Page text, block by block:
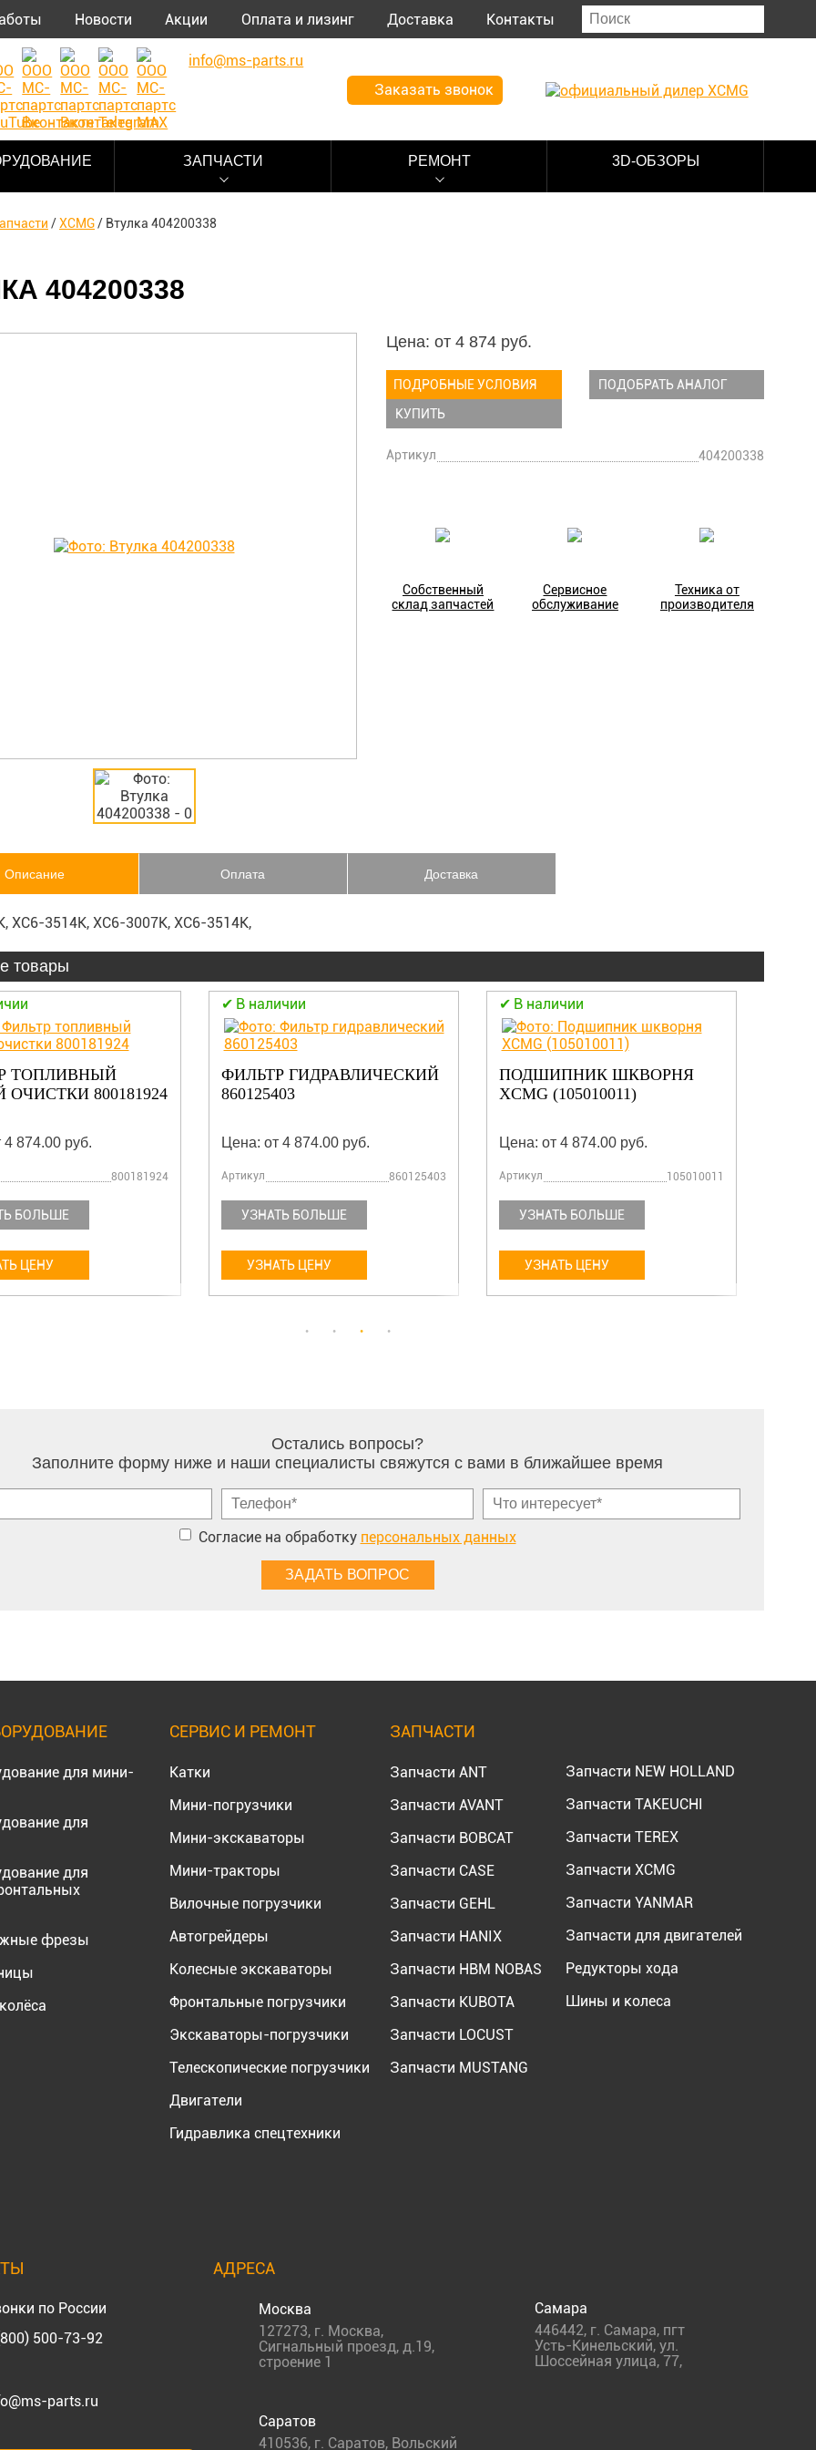
Новости Акции Оплата и лизинг Доставка Контакты
info@ms-parts.ru
Заказать звонок
ЗАПЧАСТИ РЕМОНТ 3D-ОБЗОРЫ
/XCMG/ Втулка 404200338
404200338
Цена: от 4 874 руб.
ПОДРОБНЫЕ УСЛОВИЯ
ПОДОБРАТЬ АНАЛОГ
КУПИТЬ
Артикул 404200338
Собственный
склад запчастей
Сервисное
обслуживание
Техника от
производителя
Описание Оплата Доставка
XC6-3514K, XC6-3007K, XC6-3514K,
товары
ТОПЛИВНЫЙ
ОЧИСТКИ 800181924
4 874.00 руб.
800181924
БОЛЬШЕ
ЦЕНУ
В наличии
ФИЛЬТР ГИДРАВЛИЧЕСКИЙ
860125403
Цена: от 4 874.00 руб.
Артикул 860125403
УЗНАТЬ БОЛЬШЕ
УЗНАТЬ ЦЕНУ
В наличии
ПОДШИПНИК ШКВОРНЯ
XCMG (105010011)
Цена: от 4 874.00 руб.
Артикул 105010011
УЗНАТЬ БОЛЬШЕ
УЗНАТЬ ЦЕНУ
Остались вопросы?
Заполните форму ниже и наши специалисты свяжутся с вами в ближайшее время
Согласие на обработку персональных данных
для мини-
для
для
фрезы
СЕРВИС И РЕМОНТ
Катки
Мини-погрузчики
Мини-экскаваторы
Мини-тракторы
Вилочные погрузчики
Автогрейдеры
Колесные экскаваторы
Фронтальные погрузчики
Экскаваторы-погрузчики
Телескопические погрузчики
Двигатели
Гидравлика спецтехники
ЗАПЧАСТИ
Запчасти ANT
Запчасти AVANT
Запчасти BOBCAT
Запчасти CASE
Запчасти GEHL
Запчасти HANIX
Запчасти HBM NOBAS
Запчасти KUBOTA
Запчасти LOCUST
Запчасти MUSTANG
Запчасти NEW HOLLAND
Запчасти TAKEUCHI
Запчасти TEREX
Запчасти XCMG
Запчасти YANMAR
Запчасти для двигателей
Редукторы хода
Шины и колеса
по России
500-73-92
parts.ru
АДРЕСА
Москва
127273, г. Москва,
Сигнальный проезд, д.19,
строение 1
Саратов
410536, г. Саратов, Вольский
Самара
446442, г. Самара, пгт
Усть-Кинельский, ул.
Шоссейная улица, 77,